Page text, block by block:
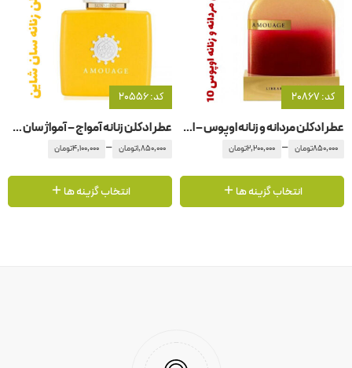
کد: 20867
عطر ادکلن مردانه و زنانه اوپوس – اپوس ۱0 آمواج – آمواژ
850,000تومان –
2,200,000تومان
انتخاب گزینه ها
کد: 20556
عطر ادکلن زنانه آمواج – آمواژ سان شاین
1,850,000تومان –
4,100,000تومان
انتخاب گزینه ها